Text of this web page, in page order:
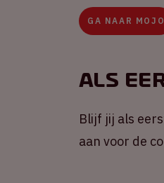
GA NAAR MOJO
Als
Blijf jij als
aan voor de